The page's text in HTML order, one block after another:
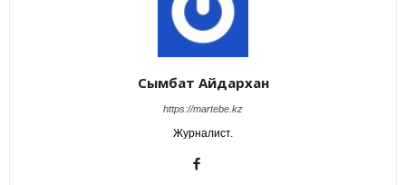
Сымбат Айдархан
https://martebe.kz
Журналист.